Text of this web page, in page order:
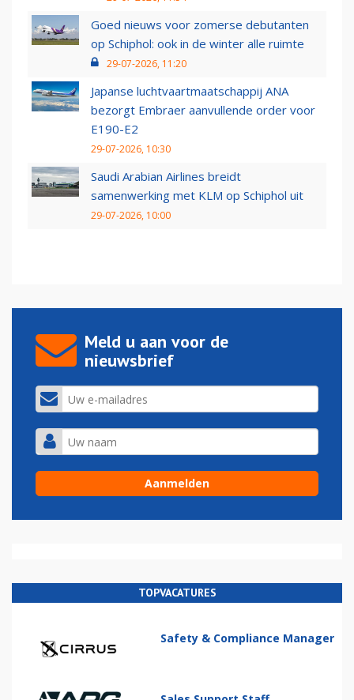
Goed nieuws voor zomerse debutanten
op Schiphol: ook in de winter alle ruimte
29-07-2026, 11:20
Japanse luchtvaartmaatschappij ANA
bezorgt Embraer aanvullende order voor
E190-E2
29-07-2026, 10:30
Saudi Arabian Airlines breidt
samenwerking met KLM op Schiphol uit
29-07-2026, 10:00
Meld u aan voor de
nieuwsbrief
TOPVACATURES
Safety & Compliance Manager